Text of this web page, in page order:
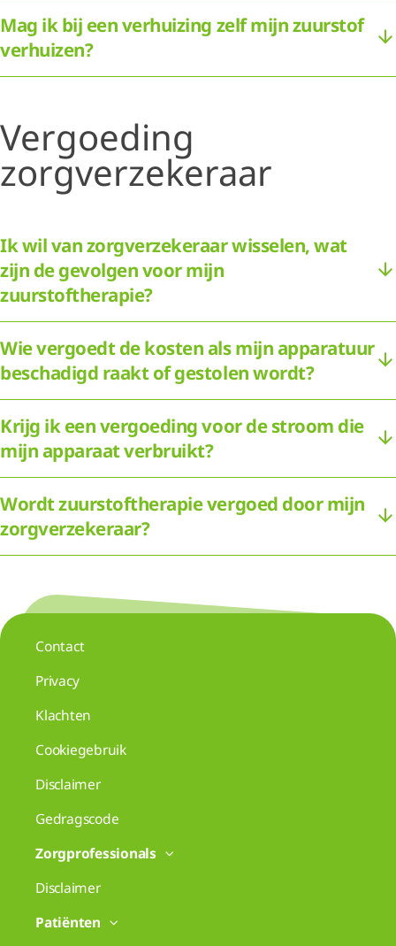
Mag ik bij een verhuizing zelf mijn zuurstof
verhuizen?
Vergoeding
zorgverzekeraar
Ik wil van zorgverzekeraar wisselen, wat
zijn de gevolgen voor mijn
zuurstoftherapie?
Wie vergoedt de kosten als mijn apparatuur
beschadigd raakt of gestolen wordt?
Krijg ik een vergoeding voor de stroom die
mijn apparaat verbruikt?
Wordt zuurstoftherapie vergoed door mijn
zorgverzekeraar?
Contact
Privacy
Klachten
Cookiegebruik
Disclaimer
Gedragscode
Zorgprofessionals
Disclaimer
Patiënten